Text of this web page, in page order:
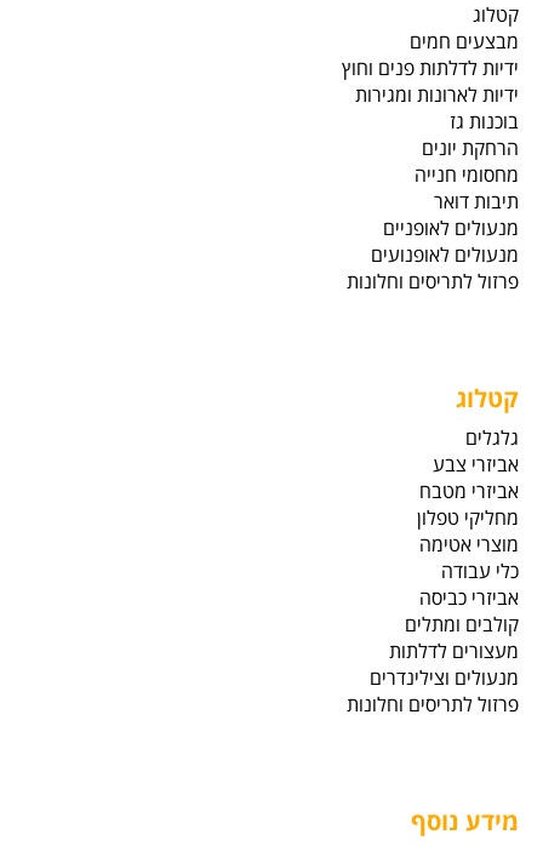
קטלוג
מבצעים חמים
ידיות לדלתות פנים וחוץ
ידיות לארונות ומגירות
בוכנות גז
הרחקת יונים
מחסומי חנייה
תיבות דואר
מנעולים לאופניים
מנעולים לאופנועים
פרזול לתריסים וחלונות
קטלוג
גלגלים
אביזרי צבע
אביזרי מטבח
מחליקי טפלון
מוצרי אטימה
כלי עבודה
אביזרי כביסה
קולבים ומתלים
מעצורים לדלתות
מנעולים וצילינדרים
פרזול לתריסים וחלונות
מידע נוסף